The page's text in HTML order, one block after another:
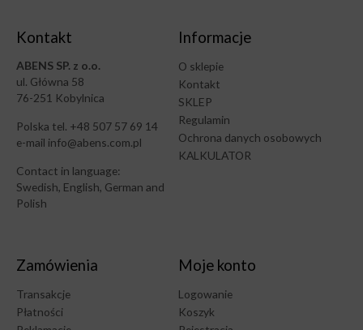
Kontakt
ABENS SP. z o.o.
ul. Główna 58
76-251 Kobylnica
Polska tel. +48 507 57 69 14
e-mail info@abens.com.pl
Contact in language:
Swedish, English, German and
Polish
Informacje
O sklepie
Kontakt
SKLEP
Regulamin
Ochrona danych osobowych
KALKULATOR
Zamówienia
Transakcje
Płatności
Moje konto
Logowanie
Koszyk